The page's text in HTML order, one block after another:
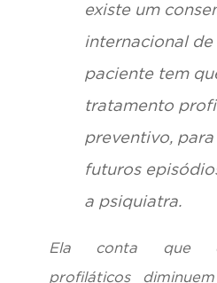
existe um
internacional de
paciente tem
tratamento
preventivo,
futuros
a psiquiatra.
Ela conta que
profiláticos